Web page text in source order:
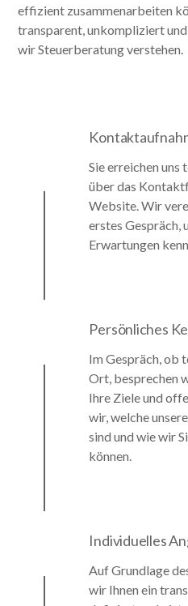
effizient zusammenarbeiten
transparent, unkompliziert
wir Steuerberatung verstehen.
Sie erreichen
über das
Website. Wir
erstes Gespräch,
Erwartungen
Persönliches
Im Gespräch, ob
Ort, besprechen
Ihre Ziele und
wir, welche
sind und wie wir
können.
Individuelles
Auf Grundlage
wir Ihnen ein